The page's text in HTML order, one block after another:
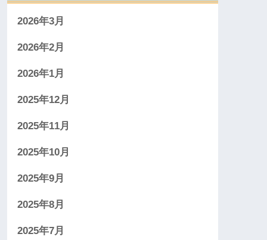
2026年3月
2026年2月
2026年1月
2025年12月
2025年11月
2025年10月
2025年9月
2025年8月
2025年7月